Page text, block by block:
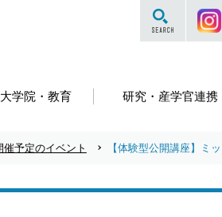
学院・教育 研究・産学官連携
サイ
催予定のイベント 【体験型公開講座】ミ